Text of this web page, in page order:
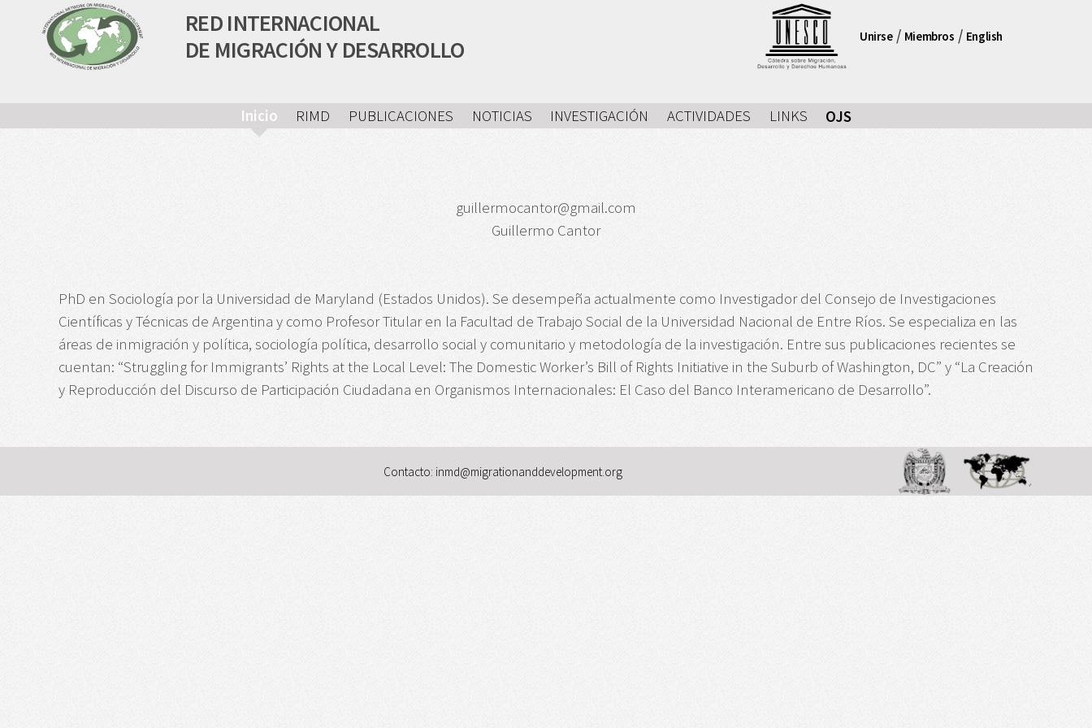
RED INTERNACIONAL
DE MIGRACIÓN Y DESARROLLO
Unirse/ Miembros / English
Inicio RIMD PUBLICACIONES NOTICIAS INVESTIGACIÓN ACTIVIDADES LINKS OJS
guillermocantor@gmail.com
Guillermo Cantor
PhD en Sociología por la Universidad de Maryland (Estados Unidos). Se desempeña actualmente como Investigador del Consejo de Investigaciones
Científicas y Técnicas de Argentina y como Profesor Titular en la Facultad de Trabajo Social de la Universidad Nacional de Entre Ríos. Se especializa en las
áreas de inmigración y política, sociología política, desarrollo social y comunitario y metodología de la investigación. Entre sus publicaciones recientes se
cuentan: “Struggling for Immigrants’ Rights at the Local Level: The Domestic Worker’s Bill of Rights Initiative in the Suburb of Washington, DC” y “La Creación
y Reproducción del Discurso de Participación Ciudadana en Organismos Internacionales: El Caso del Banco Interamericano de Desarrollo”.
Contacto: inmd@migrationanddevelopment.org